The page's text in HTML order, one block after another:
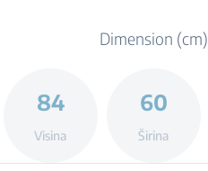
Dimension (cm)
84
Visina
60
Širina